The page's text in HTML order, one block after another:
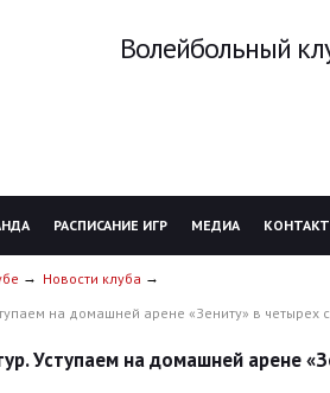
Волейбольный
РАСПИСАНИЕ ИГР МЕДИА
Новости клуба
на домашней арене «Зениту» в четырех
Уступаем на домашней арене